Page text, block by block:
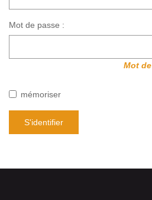
Mot de passe :
Mot
mémoriser
S'identifier